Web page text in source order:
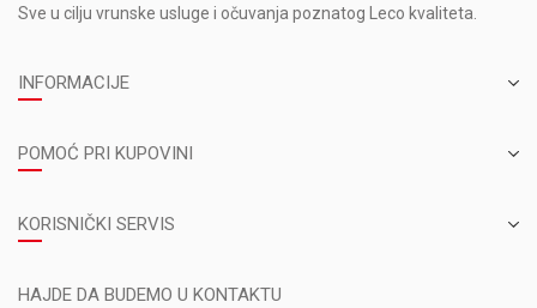
Sve u cilju vrunske usluge i očuvanja poznatog Leco kvaliteta.
INFORMACIJE
POMOĆ PRI KUPOVINI
KORISNIČKI SERVIS
HAJDE DA BUDEMO U KONTAKTU